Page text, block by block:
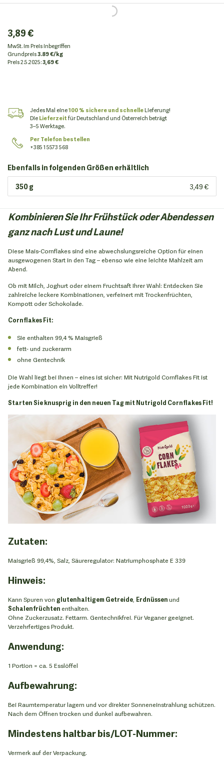
3,89 €
MwSt. im Preis inbegriffen
Grundpreis3.89 €/kg
Preis2.5.2025:3,69 €
Jedes Mal eine100 % sichere und schnelleLieferung!
DieLieferzeitfür Deutschland und Österreich beträgt
3–5 Werktage.
Per Telefon bestellen
+385 1 5573 568
Ebenfalls in folgenden Größen erhältlich
350 g
3,49 €
Kombinieren Sie Ihr Frühstück oder Abendessen
ganz nach Lust und Laune!
Diese Mais-Cornflakes sind eine abwechslungsreiche Option für einen
ausgewogenen Start in den Tag – ebenso wie eine leichte Mahlzeit am
Abend.
Ob mit Milch, Joghurt oder einem Fruchtsaft Ihrer Wahl: Entdecken Sie
zahlreiche leckere Kombinationen, verfeinert mit Trockenfrüchten,
Kompott oder Schokolade.
Cornflakes Fit:
Sie enthalten 99,4 % Maisgrieß
fett- und zuckerarm
ohne Gentechnik
Die Wahl liegt bei Ihnen – eines ist sicher: Mit Nutrigold Cornflakes Fit ist
jede Kombination ein Volltreffer!
Starten Sie knusprig in den neuen Tag mit Nutrigold Cornflakes Fit!
Zutaten:
Maisgrieß 99,4%, Salz, Säureregulator: Natriumphosphate E 339
Hinweis:
Kann Spuren von glutenhaltigem Getreide Erdnüssenund
Schalenfrüchtenenthalten.
Ohne Zuckerzusatz. Fettarm. Gentechnikfrei. Für Veganer geeignet.
Verzehrfertiges Produkt.
Anwendung:
1 Portion = ca. 5 Esslöffel
Aufbewahrung:
Bei Raumtemperatur lagern und vor direkter Sonneneinstrahlung schützen.
Nach dem Öffnen trocken und dunkel aufbewahren.
Mindestens haltbar bis/LOT-Nummer:
Vermerk auf der Verpackung.